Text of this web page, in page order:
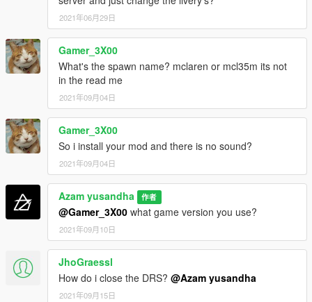
2021年06月29日
Gamer_3X00
What's the spawn name? mclaren or mcl35m its not
in the read me
2021年09月04日
Gamer_3X00
So i install your mod and there is no sound?
2021年09月04日
Azam yusandha 作者
@Gamer_3X00 what game version you use?
2021年09月10日
JhoGraessl
How do i close the DRS? @Azam yusandha
2021年09月15日